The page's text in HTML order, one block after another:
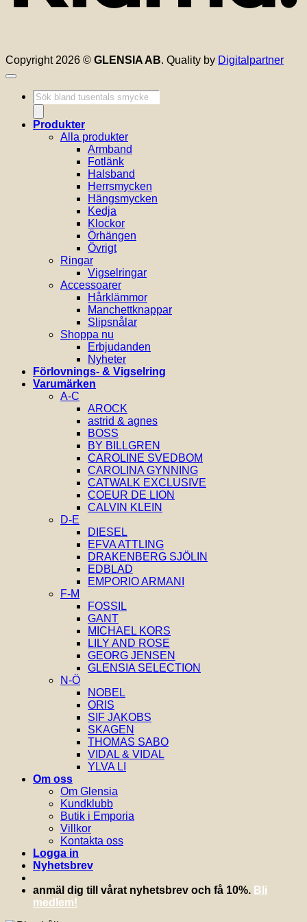
Copyright 2026 © GLENSIA AB. Quality by Digitalpartner
Produktsökning
Produkter
Alla produkter
Armband
Fotlänk
Halsband
Herrsmycken
Hängsmycken
Kedja
Klockor
Örhängen
Övrigt
Ringar
Vigselringar
Accessoarer
Hårklämmor
Manchettknappar
Slipsnålar
Shoppa nu
Erbjudanden
Nyheter
Förlovnings- & Vigselring
Varumärken
A-C
AROCK
astrid & agnes
BOSS
BY BILLGREN
CAROLINE SVEDBOM
CAROLINA GYNNING
CATWALK EXCLUSIVE
COEUR DE LION
CALVIN KLEIN
D-E
DIESEL
EFVA ATTLING
DRAKENBERG SJÖLIN
EDBLAD
EMPORIO ARMANI
F-M
FOSSIL
GANT
MICHAEL KORS
LILY AND ROSE
GEORG JENSEN
GLENSIA SELECTION
N-Ö
NOBEL
ORIS
SIF JAKOBS
SKAGEN
THOMAS SABO
VIDAL & VIDAL
YLVA LI
Om oss
Om Glensia
Kundklubb
Butik i Emporia
Villkor
Kontakta oss
Logga in
Nyhetsbrev
anmäl dig till vårat nyhetsbrev och få 10%. Bli
medlem!